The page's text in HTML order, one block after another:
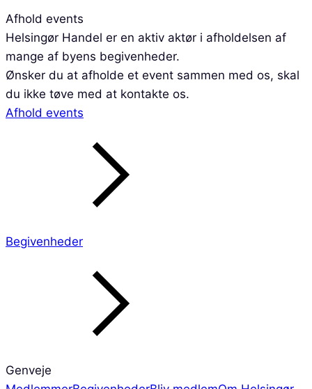
Afhold events
Helsingør Handel er en aktiv aktør i afholdelsen af
mange af byens begivenheder.
Ønsker du at afholde et event sammen med os, skal
du ikke tøve med at kontakte os.
Afhold events
Begivenheder
Genveje